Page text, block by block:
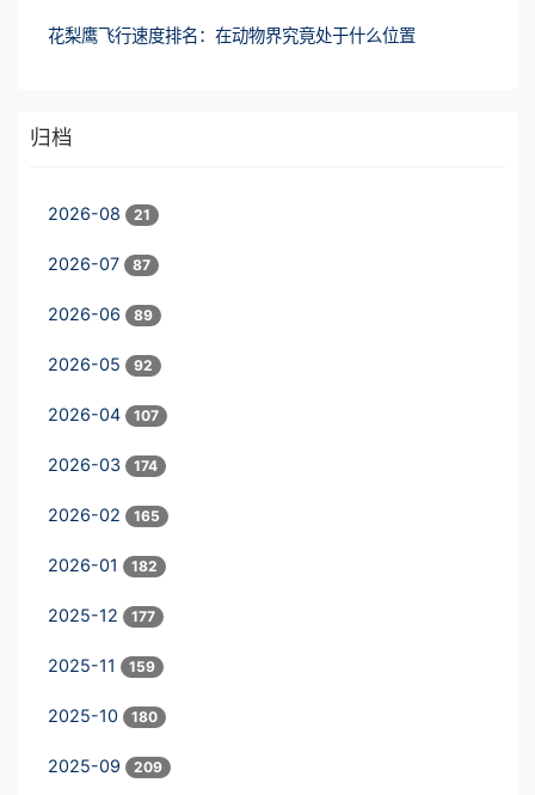
花梨鹰飞行速度排名：在动物界究竟处于什么位置
归档
2026-08 21
2026-07 87
2026-06 89
2026-05 92
2026-04 107
2026-03 174
2026-02 165
2026-01 182
2025-12 177
2025-11 159
2025-10 180
2025-09 209